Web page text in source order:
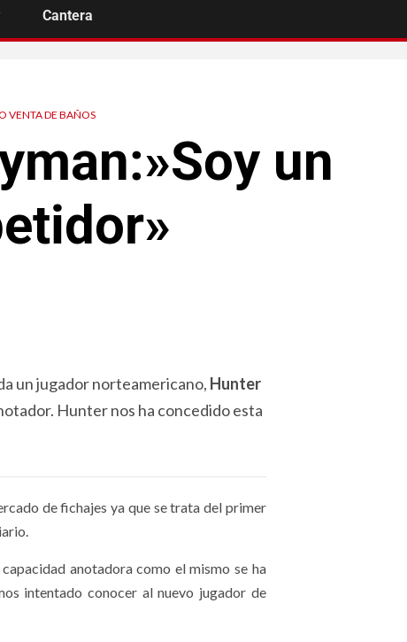
Cantera
VENTA DE BAÑOS
un
un jugador norteamericano, Hunter
Hunter nos ha concedido esta
de fichajes ya que se trata del primer
anotadora como el mismo se ha
intentado conocer al nuevo jugador de